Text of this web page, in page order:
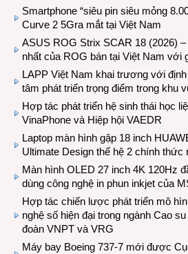
Smartphone “siêu pin siêu mỏng
Curve 2 5Gra mắt tại Việt Nam
ASUS ROG Strix SCAR 18 (2026)
nhất của ROG bán tại Việt Nam với
LAPP Việt Nam khai trương với
tâm phát triển trọng điểm trong khu
Hợp tác phát triển hệ sinh thái học
VinaPhone và Hiệp hội VAEDR
Laptop màn hình gập 18 inch
Ultimate Design thế hệ 2 chính thức
Màn hình OLED 27 inch 4K 120Hz
dùng công nghệ in phun inkjet của
Hợp tác chiến lược phát triển mô
nghệ số hiện đại trong ngành Cao
đoàn VNPT và VRG
Máy bay Boeing 737-7 mới được